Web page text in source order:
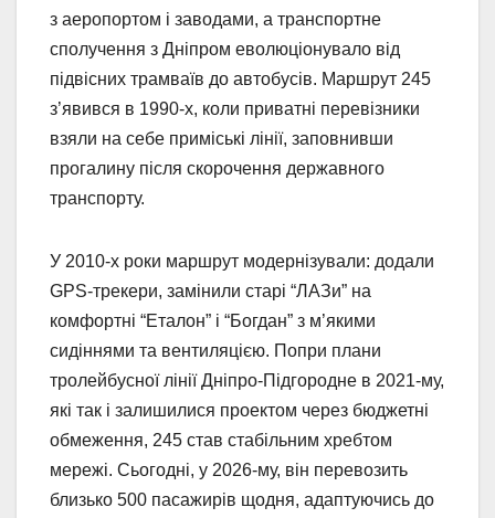
з аеропортом і заводами, а транспортне
сполучення з Дніпром еволюціонувало від
підвісних трамваїв до автобусів. Маршрут 245
з’явився в 1990-х, коли приватні перевізники
взяли на себе приміські лінії, заповнивши
прогалину після скорочення державного
транспорту.
У 2010-х роки маршрут модернізували: додали
GPS-трекери, замінили старі “ЛАЗи” на
комфортні “Еталон” і “Богдан” з м’якими
сидіннями та вентиляцією. Попри плани
тролейбусної лінії Дніпро-Підгородне в 2021-му,
які так і залишилися проектом через бюджетні
обмеження, 245 став стабільним хребтом
мережі. Сьогодні, у 2026-му, він перевозить
близько 500 пасажирів щодня, адаптуючись до